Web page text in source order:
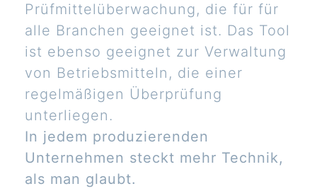
Prüfmittelüberwachung, die für für
alle Branchen geeignet ist. Das Tool
ist ebenso geeignet zur Verwaltung
von Betriebsmitteln, die einer
regelmäßigen Überprüfung
unterliegen.
In jedem produzierenden
Unternehmen steckt mehr Technik,
als man glaubt.